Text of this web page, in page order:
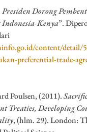
Presiden Dorong
Indonesia-Kenya”.
content/detail/
preferential-trade-
Poulsen, (2011).
Treaties, Developing
, (hlm. 29). London: